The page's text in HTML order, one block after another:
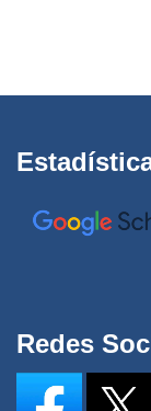
Redes